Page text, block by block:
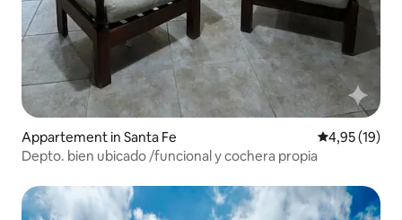
Appartement in Santa Fe Gemiddelde
4,95 (19)
Depto. bien ubicado /funcional y cochera propia